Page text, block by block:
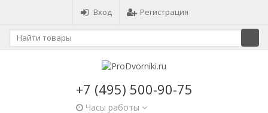
Вход Регистрация
+7 (495) 500-90-75
Часы работы